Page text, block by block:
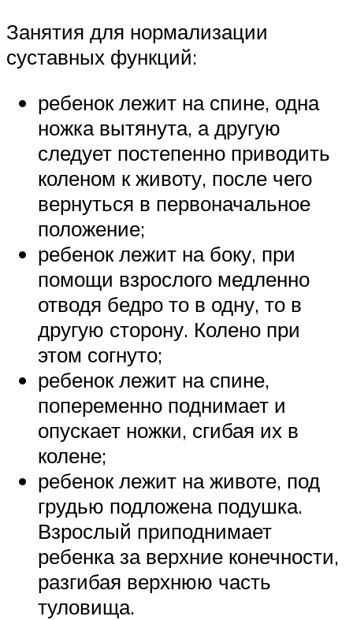
Занятия для нормализации
суставных функций:
ребенок лежит на спине, одна
ножка вытянута, а другую
следует постепенно приводить
коленом к животу, после чего
вернуться в первоначальное
положение;
ребенок лежит на боку, при
помощи взрослого медленно
отводя бедро то в одну, то в
другую сторону. Колено при
этом согнуто;
ребенок лежит на спине,
попеременно поднимает и
опускает ножки, сгибая их в
колене;
ребенок лежит на животе, под
грудью подложена подушка.
Взрослый приподнимает
ребенка за верхние конечности,
разгибая верхнюю часть
туловища.